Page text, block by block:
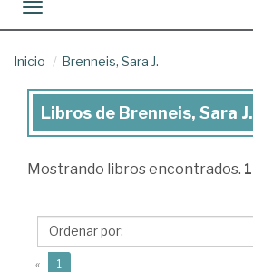
Toggle navigation
Inicio Brenneis, Sara J.
Libros
Brenneis,
Libros de Brenneis, Sara J.
Mostrando libros encontrados. 1
« 1